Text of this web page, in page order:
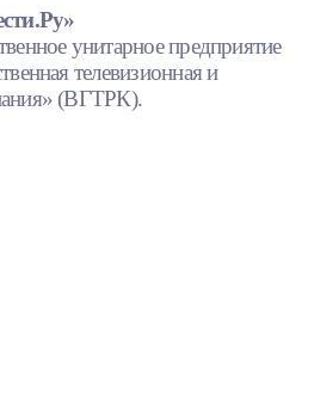
унитарное предприятие
телевизионная и
(ВГТРК).